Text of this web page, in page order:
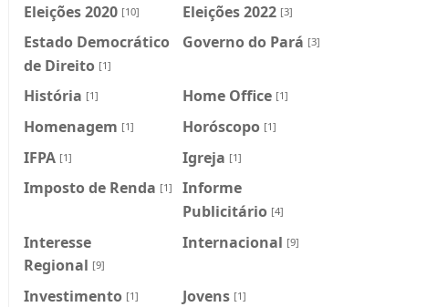
Eleições 2020 [10] Eleições 2022 [3]
Estado Democrático
de Direito [1]
Governo do Pará [3]
História [1] Home Office [1]
Homenagem [1] Horóscopo [1]
IFPA [1] Igreja [1]
Imposto de Renda [1]
Informe
Publicitário [4]
Interesse
Regional [9]
Internacional [9]
Investimento [1] Jovens [1]